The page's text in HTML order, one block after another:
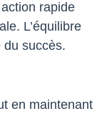
rapide
L’équilibre
du succès.
en maintenant